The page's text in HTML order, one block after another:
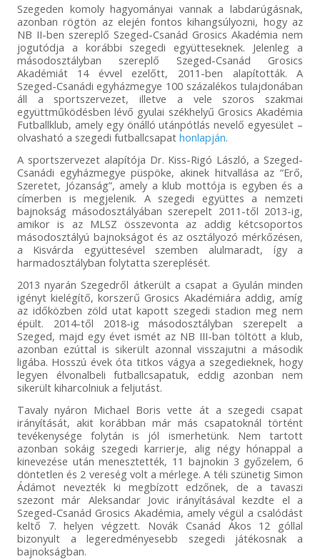
Szegeden komoly hagyományai vannak a labdarúgásnak,
azonban rögtön az elején fontos kihangsúlyozni, hogy az
NB II-ben szereplő Szeged-Csanád Grosics Akadémia nem
jogutódja a korábbi szegedi együtteseknek. Jelenleg a
másodosztályban szereplő Szeged-Csanád Grosics
Akadémiát 14 évvel ezelőtt, 2011-ben alapították. A
Szeged-Csanádi egyházmegye 100 százalékos tulajdonában
áll a sportszervezet, illetve a vele szoros szakmai
együttműködésben lévő gyulai székhelyű Grosics Akadémia
Futballklub, amely egy önálló utánpótlás nevelő egyesület –
olvasható a szegedi futballcsapat honlapján.
A sportszervezet alapítója Dr. Kiss-Rigó László, a Szeged-
Csanádi egyházmegye püspöke, akinek hitvallása az “Erő,
Szeretet, Józanság”, amely a klub mottója is egyben és a
címerben is megjelenik. A szegedi együttes a nemzeti
bajnokság másodosztályában szerepelt 2011-től 2013-ig,
amikor is az MLSZ összevonta az addig kétcsoportos
másodosztályú bajnokságot és az osztályozó mérkőzésen,
a Kisvárda együttesével szemben alulmaradt, így a
harmadosztályban folytatta szereplését.
2013 nyarán Szegedről átkerült a csapat a Gyulán minden
igényt kielégítő, korszerű Grosics Akadémiára addig, amíg
az időközben zöld utat kapott szegedi stadion meg nem
épült. 2014-től 2018-ig másodosztályban szerepelt a
Szeged, majd egy évet ismét az NB III-ban töltött a klub,
azonban ezúttal is sikerült azonnal visszajutni a második
ligába. Hosszú évek óta titkos vágya a szegedieknek, hogy
legyen élvonalbeli futballcsapatuk, eddig azonban nem
sikerült kiharcolniuk a feljutást.
Tavaly nyáron Michael Boris vette át a szegedi csapat
irányítását, akit korábban már más csapatoknál történt
tevékenysége folytán is jól ismerhetünk. Nem tartott
azonban sokáig szegedi karrierje, alig négy hónappal a
kinevezése után menesztették, 11 bajnokin 3 győzelem, 6
döntetlen és 2 vereség volt a mérlege. A téli szünetig Simon
Ádámot nevezték ki megbízott edzőnek, de a tavaszi
szezont már Aleksandar Jovic irányításával kezdte el a
Szeged-Csanád Grosics Akadémia, amely végül a csalódást
keltő 7. helyen végzett. Novák Csanád Ákos 12 góllal
bizonyult a legeredményesebb szegedi játékosnak a
bajnokságban.